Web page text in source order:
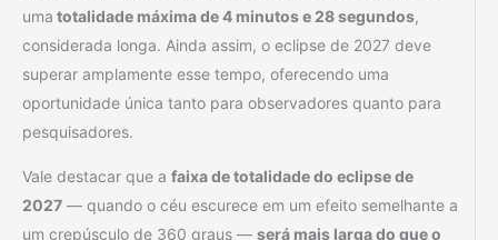
uma totalidade máxima de 4 minutos e 28 segundos,
considerada longa. Ainda assim, o eclipse de 2027 deve
superar amplamente esse tempo, oferecendo uma
oportunidade única tanto para observadores quanto para
pesquisadores.
Vale destacar que a faixa de totalidade do eclipse de
2027 — quando o céu escurece em um efeito semelhante a
um crepúsculo de 360 graus — será mais larga do que o